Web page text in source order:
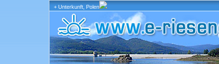
+ Unterkunft, Polen